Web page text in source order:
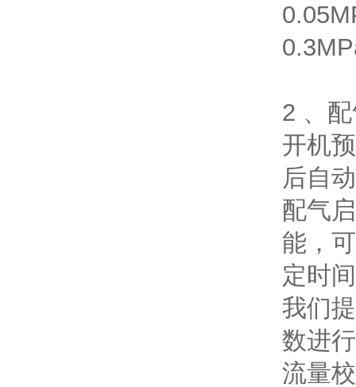
2 、
开机
后自
配气
能，
定时
我们
数进
流量